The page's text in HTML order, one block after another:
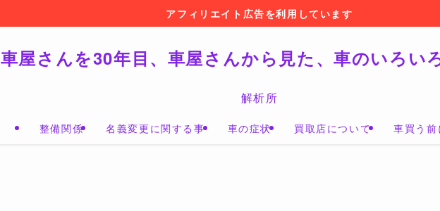
アフィリエイト広告を利用しています
車屋さんを30年目、車屋さんから見た、車のいろい
整備関係 名義変更に関する事 車の症状 買取店について 車買う前
解析所